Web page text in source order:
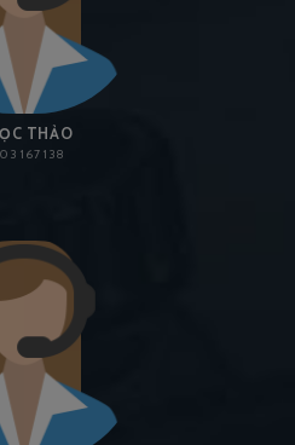
THẢO
167 138